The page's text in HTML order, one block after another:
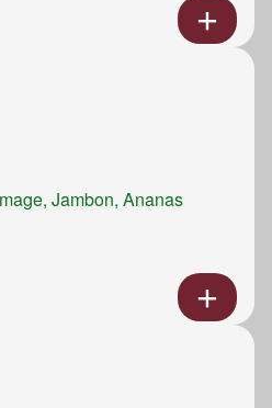
Jambon, Ananas